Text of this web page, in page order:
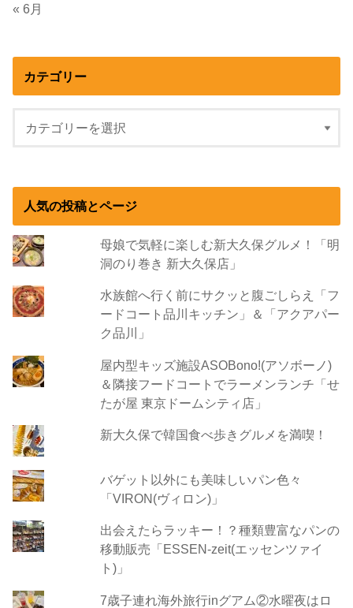
« 6月
カテゴリー
人気の投稿とページ
母娘で気軽に楽しむ新大久保グルメ！「明
洞のり巻き 新大久保店」
水族館へ行く前にサクッと腹ごしらえ「フ
ードコート品川キッチン」＆「アクアパー
ク品川」
屋内型キッズ施設ASOBono!(アソボーノ)
＆隣接フードコートでラーメンランチ「せ
たが屋 東京ドームシティ店」
新大久保で韓国食べ歩きグルメを満喫！
バゲット以外にも美味しいパン色々
「VIRON(ヴィロン)」
出会えたらラッキー！？種類豊富なパンの
移動販売「ESSEN-zeit(エッセンツァイ
ト)」
7歳子連れ海外旅行inグアム②水曜夜はロ